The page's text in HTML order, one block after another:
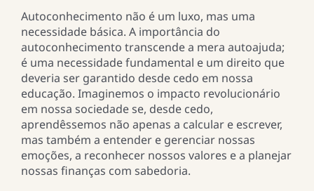
Autoconhecimento não é um luxo, mas uma
necessidade básica. A importância do
autoconhecimento transcende a mera autoajuda;
é uma necessidade fundamental e um direito que
deveria ser garantido desde cedo em nossa
educação. Imaginemos o impacto revolucionário
em nossa sociedade se, desde cedo,
aprendêssemos não apenas a calcular e escrever,
mas também a entender e gerenciar nossas
emoções, a reconhecer nossos valores e a planejar
nossas finanças com sabedoria.